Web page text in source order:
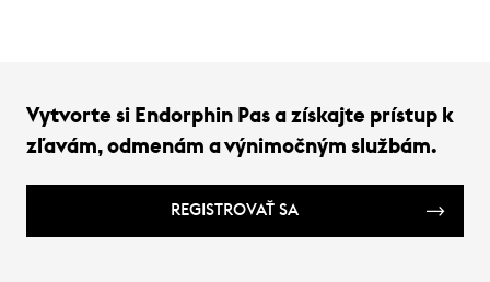
Vytvorte si Endorphin Pas a získajte prístup k
zľavám, odmenám a výnimočným službám.
REGISTROVAŤ SA